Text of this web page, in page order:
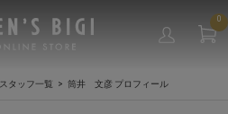
0
スタッフ一覧 筒井 文彦 プロフィール